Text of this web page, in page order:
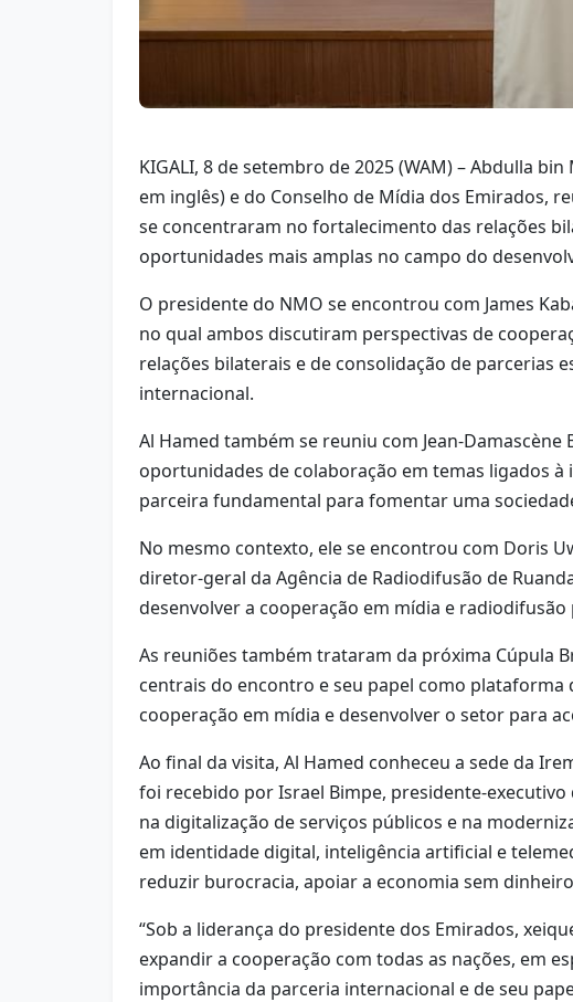
KIGALI, 8 de setembro de 2025 (WAM) – Abdulla
em inglês) e do Conselho de Mídia dos Emirados,
se concentraram no fortalecimento das relações
oportunidades mais amplas no campo do
O presidente do NMO se encontrou com James
no qual ambos discutiram perspectivas de
relações bilaterais e de consolidação de parcerias
internacional.
Al Hamed também se reuniu com Jean-
oportunidades de colaboração em temas ligados
parceira fundamental para fomentar uma
No mesmo contexto, ele se encontrou com Doris
diretor-geral da Agência de Radiodifusão de
desenvolver a cooperação em mídia e
As reuniões também trataram da próxima Cúpula
centrais do encontro e seu papel como
cooperação em mídia e desenvolver o setor para
Ao final da visita, Al Hamed conheceu a sede da
foi recebido por Israel Bimpe, presidente-
na digitalização de serviços públicos e na
em identidade digital, inteligência artificial e
reduzir burocracia, apoiar a economia sem
“Sob a liderança do presidente dos Emirados,
expandir a cooperação com todas as nações, em
importância da parceria internacional e de seu